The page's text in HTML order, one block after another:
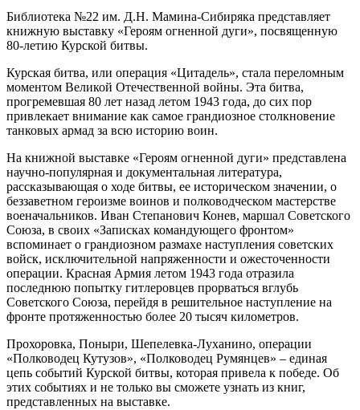
Библиотека №22 им. Д.Н. Мамина-Сибиряка представляет
книжную выставку «Героям огненной дуги», посвященную
80-летию Курской битвы.
Курская битва, или операция «Цитадель», стала переломным
моментом Великой Отечественной войны. Эта битва,
прогремевшая 80 лет назад летом 1943 года, до сих пор
привлекает внимание как самое грандиозное столкновение
танковых армад за всю историю воин.
На книжной выставке «Героям огненной дуги» представлена
научно-популярная и документальная литература,
рассказывающая о ходе битвы, ее историческом значении, о
беззаветном героизме воинов и полководческом мастерстве
военачальников. Иван Степанович Конев, маршал Советского
Союза, в своих «Записках командующего фронтом»
вспоминает о грандиозном размахе наступления советских
войск, исключительной напряженности и ожесточенности
операции. Красная Армия летом 1943 года отразила
последнюю попытку гитлеровцев прорваться вглубь
Советского Союза, перейдя в решительное наступление на
фронте протяженностью более 20 тысяч километров.
Прохоровка, Поныри, Шепелевка-Луханино, операции
«Полководец Кутузов», «Полководец Румянцев» – единая
цепь событий Курской битвы, которая привела к победе. Об
этих событиях и не только вы сможете узнать из книг,
представленных на выставке.